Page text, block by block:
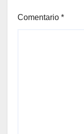
Comentario *